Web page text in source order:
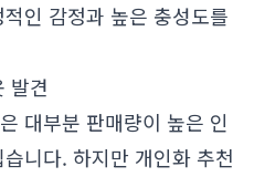
인 감정과 높은 충성도를
발견
대부분 판매량이 높은 인
니다. 하지만 개인화 추천